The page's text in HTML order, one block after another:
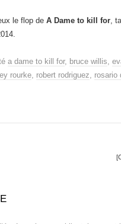
le flop de A Dame to kill for ,
a dame to kill for, bruce willis
rourke robert rodriguez rosario